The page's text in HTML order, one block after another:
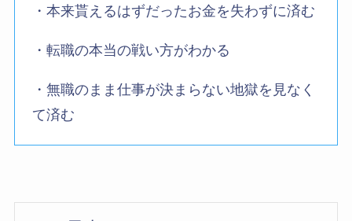
・本来貰えるはずだったお金を失わずに済む
・転職の本当の戦い方がわかる
・無職のまま仕事が決まらない地獄を見なく
て済む